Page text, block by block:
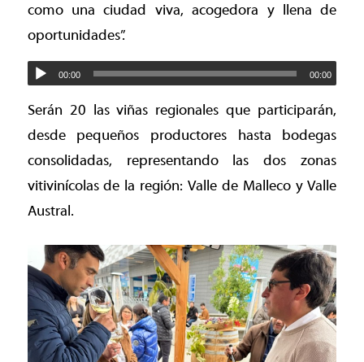
como una ciudad viva, acogedora y llena de
oportunidades”.
00:00 00:00
Serán 20 las viñas regionales que participarán,
desde pequeños productores hasta bodegas
consolidadas, representando las dos zonas
vitivinícolas de la región: Valle de Malleco y Valle
Austral.